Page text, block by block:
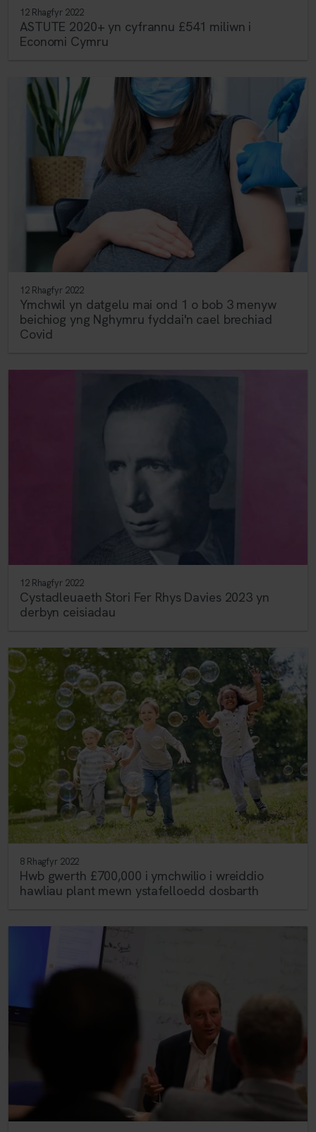
12 Rhagfyr 2022
ASTUTE 2020+ yn cyfrannu £541 miliwn i
Economi Cymru
12 Rhagfyr 2022
Ymchwil yn datgelu mai ond 1 o bob 3 menyw
beichiog yng Nghymru fyddai'n cael brechiad
Covid
12 Rhagfyr 2022
Cystadleuaeth Stori Fer Rhys Davies 2023 yn
derbyn ceisiadau
8 Rhagfyr 2022
Hwb gwerth £700,000 i ymchwilio i wreiddio
hawliau plant mewn ystafelloedd dosbarth